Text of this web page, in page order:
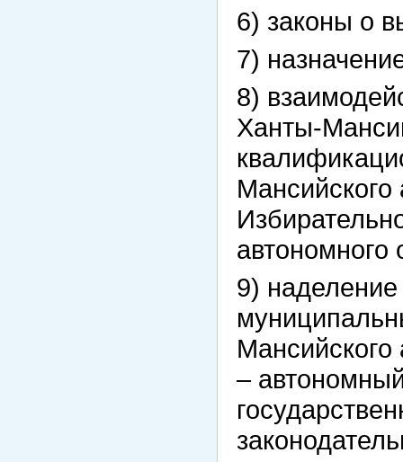
6) законы о
7)
8)
Ханты-
автономного
9)
–